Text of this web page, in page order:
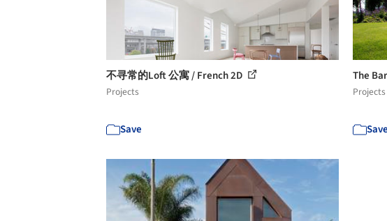
不寻常的Loft 公寓 / French 2D
Projects
Save
The
Projects
Save